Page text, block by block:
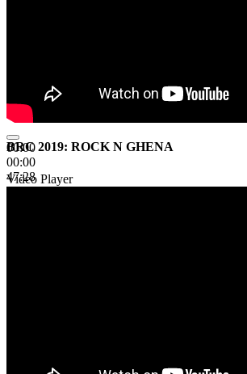
00:00
00:00
47:28
BRC 2019: ROCK N GHENA
Video Player